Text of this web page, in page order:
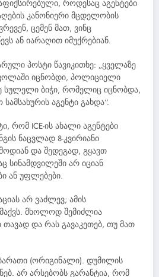
როდესაც აგენტები
კანონიერი მცდელობის
ცემენ მათ, ვინც
ან იარაღით იმუქრებიან.
პოსტი წავიკითხე: „ყველაზე
იცნობდი, პოლიციელი
ბიჭი, რომელიც იცნობდა,
აგენტი გახდა“.
რომ ICE-ის ახალი აგენტები
ნაცვლად 8-კვირიანი
და შედეგად, გყავთ
სინამდვილეში არ იციან
ან უფლებები.
არ ვაძლევ; ამის
მხოლოდ შემიძლია
და რას გავაკეთებ, თუ მათ
ბარათი (ორიგინალი). დუმილის
არ არსებობს გარანტია, რომ